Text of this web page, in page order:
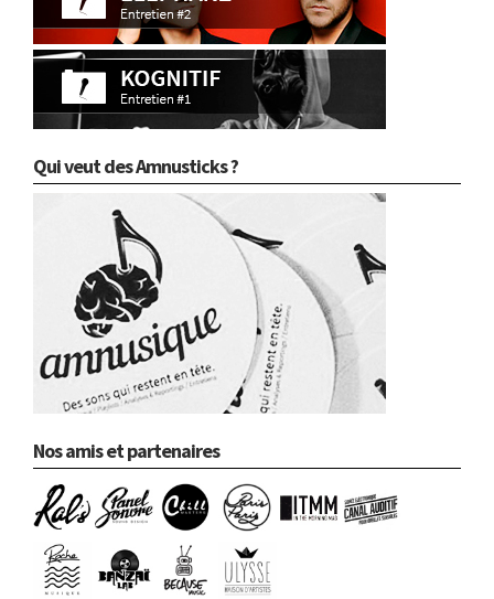
Qui veut des Amnusticks ?
Nos amis et partenaires